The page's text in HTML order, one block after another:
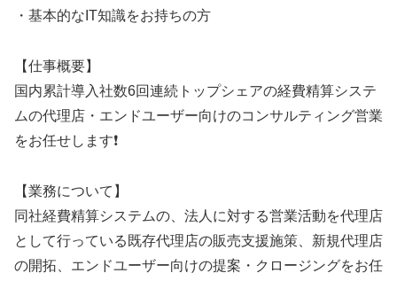
・基本的なIT知識をお持ちの方
【仕事概要】
国内累計導入社数6回連続トップシェアの経費精算システ
ムの代理店・エンドユーザー向けのコンサルティング営業
をお任せします❗
【業務について】
同社経費精算システムの、法人に対する営業活動を代理店
として行っている既存代理店の販売支援施策、新規代理店
の開拓、エンドユーザー向けの提案・クロージングをお任